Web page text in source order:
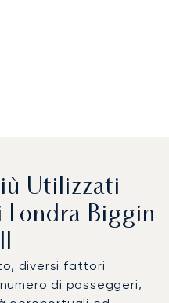
Utilizzati
Biggin
diversi fattori
di passeggeri,